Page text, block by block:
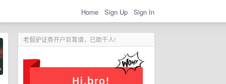
Home Sign Up Sign In
老倔驴证券开户巨靠谱，已助千人!